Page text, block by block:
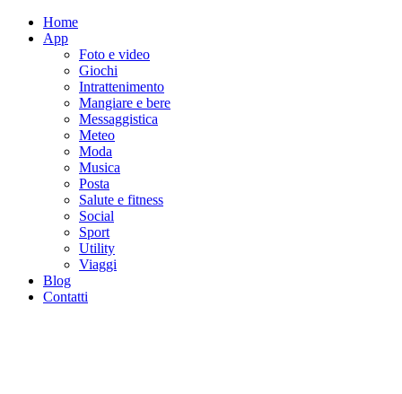
Home
App
Foto e video
Giochi
Intrattenimento
Mangiare e bere
Messaggistica
Meteo
Moda
Musica
Posta
Salute e fitness
Social
Sport
Utility
Viaggi
Blog
Contatti